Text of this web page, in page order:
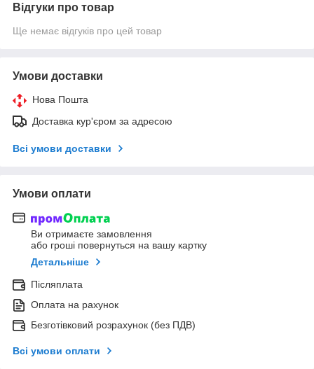
Відгуки про товар
Ще немає відгуків про цей товар
Умови доставки
Нова Пошта
Доставка кур'єром за адресою
Всі умови доставки
Умови оплати
Ви отримаєте замовлення
або гроші повернуться на вашу картку
Детальніше
Післяплата
Оплата на рахунок
Безготівковий розрахунок (без ПДВ)
Всі умови оплати